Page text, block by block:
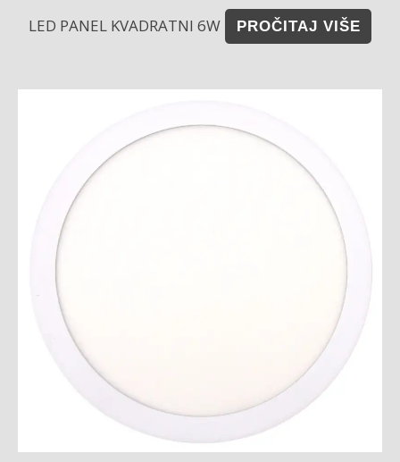
LED PANEL KVADRATNI 6W PROČITAJ VIŠE